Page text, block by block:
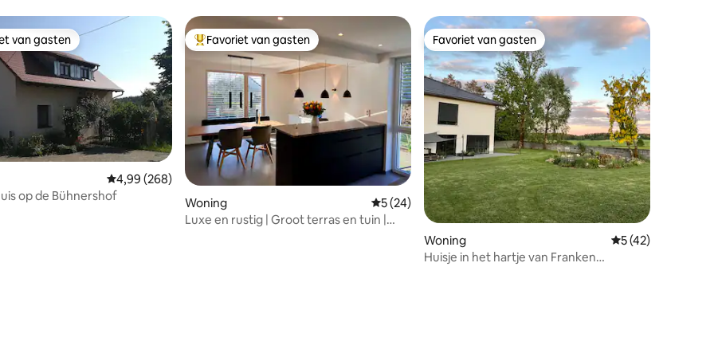
van 4,97 op 5, 77 recensies
van gasten
van gasten
Gemiddelde beoordeling van 4,99 op 5, 268 recensies
4,99 (268)
op de Bühnershof
Topfavoriet van gasten
Favoriet van gasten
Woning Gemiddelde beoordeling van 5 op 5, 24 recensies
5 (24)
Luxe en rustig | Groot terras en tuin |
Favoriet van gasten
Favoriet van gasten
Woning Gemiddelde
5 (42)
Huisje in het hartje van Franken